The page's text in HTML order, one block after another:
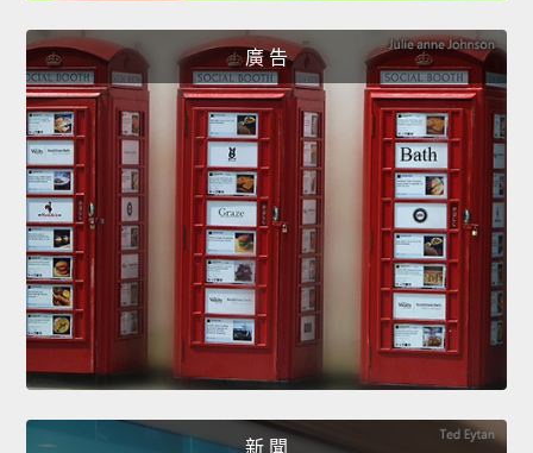
廣 告
新 聞